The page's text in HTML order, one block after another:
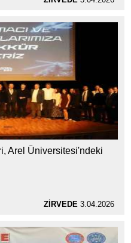
Arel Üniversitesi'ndeki
ZİRVEDE3.04.2026